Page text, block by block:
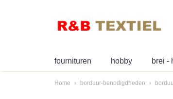
fournituren hobby brei -
Home › borduur-benodigdheden ›